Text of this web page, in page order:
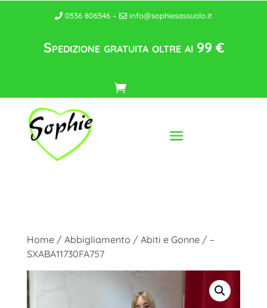
0536 806546 – info@sophiesassuolo.it
Spedizione gratuita oltre ai 99 €
Home/ Abbigliamento / Abiti e Gonne/ –
SXABA11730FA757